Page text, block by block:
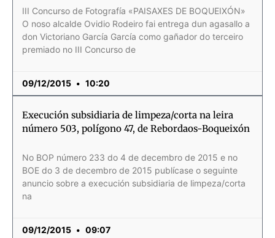
III Concurso de Fotografía «PAISAXES DE BOQUEIXÓN»
O noso alcalde Ovidio Rodeiro fai entrega dun agasallo a
don Victoriano García García como gañador do terceiro
premiado no III Concurso de
09/12/2015 10:20
Execución subsidiaria de limpeza/corta na leira
número 503, polígono 47, de Rebordaos-Boqueixón
No BOP número 233 do 4 de decembro de 2015 e no
BOE do 3 de decembro de 2015 publícase o seguinte
anuncio sobre a execución subsidiaria de limpeza/corta
na
09/12/2015 09:07